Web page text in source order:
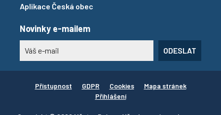
Aplikace Česká obec
Novinky e-mailem
ODESLAT
Přístupnost GDPR Cookies
Mapa stránek
Přihlášení